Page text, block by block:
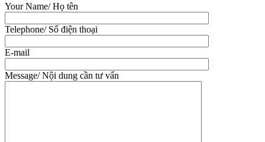
Your Name/ Họ tên
Telephone/ Số điện thoại
E-mail
Message/ Nội dung cần tư vấn